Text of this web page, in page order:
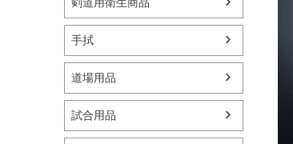
手拭
道場用品
試合用品